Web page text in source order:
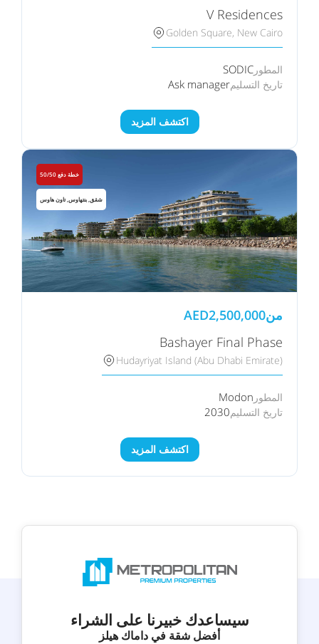
V Residences
Golden Square, New Cairo
المطور SODIC
تاريخ التسليمAsk manager
اكتشف المزيد
خطة دفع 50/50
شقق, بنتهاوس, تاون هاوس
من AED2,500,000
Bashayer Final Phase
Hudayriyat Island (Abu Dhabi Emirate)
المطور Modon
تاريخ التسليم2030
اكتشف المزيد
سيساعدك خبيرنا على الشراء
أفضل شقة في داماك هيلز